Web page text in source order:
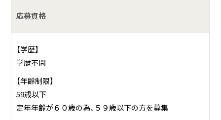
応募資格
【学歴】
学歴不問
【年齢制限】
59歳以下
定年年齢が６０歳の為、５９歳以下の方を募集